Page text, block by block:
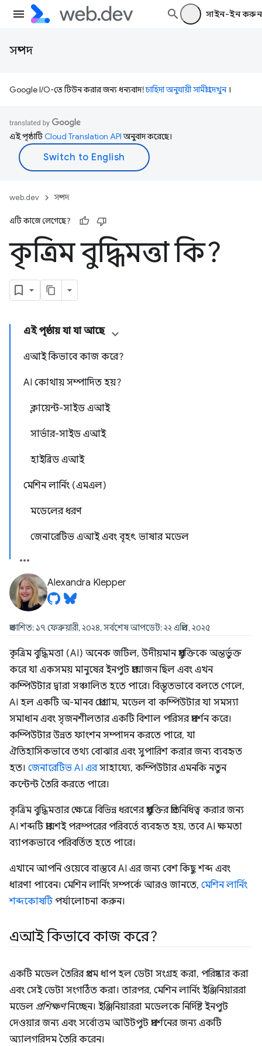
সাইন-ইন করুন
সম্পদ
Google I/O-তে টিউন করার জন্য ধন্যবাদ!চাহিদা অনুযায়ী সামগ্রী দেখুন।
এই পৃষ্ঠাটিCloud Translation APIঅনুবাদ করেছে।
web.dev সম্পদ
এটি কাজে লেগেছে?
কৃত্রিম বুদ্ধিমত্তা কি?
এই পৃষ্ঠায় যা যা আছে
এআই কিভাবে কাজ করে?
AI কোথায় সম্পাদিত হয়?
ক্লায়েন্ট-সাইড এআই
সার্ভার-সাইড এআই
হাইব্রিড এআই
মেশিন লার্নিং (এমএল)
মডেলের ধরণ
জেনারেটিভ এআই এবং বৃহৎ ভাষার মডেল
Alexandra Klepper
প্রকাশিত: ১৭ ফেব্রুয়ারী, ২০২৪, সর্বশেষ আপডেট: ২২ এপ্রিল, ২০২৫
কৃত্রিম বুদ্ধিমত্তা (AI) অনেক জটিল, উদীয়মান প্রযুক্তিকে অন্তর্ভুক্ত
করে যা একসময় মানুষের ইনপুট প্রয়োজন ছিল এবং এখন
কম্পিউটার দ্বারা সঞ্চালিত হতে পারে। বিস্তৃতভাবে বলতে গেলে,
AI হল একটি অ-মানব প্রোগ্রাম, মডেল বা কম্পিউটার যা সমস্যা
সমাধান এবং সৃজনশীলতার একটি বিশাল পরিসর প্রদর্শন করে।
কম্পিউটার উন্নত ফাংশন সম্পাদন করতে পারে, যা
ঐতিহাসিকভাবে তথ্য বোঝার এবং সুপারিশ করার জন্য ব্যবহৃত
হত। জেনারেটিভ AI এরসাহায্যে, কম্পিউটার এমনকি নতুন
কন্টেন্ট তৈরি করতে পারে।
কৃত্রিম বুদ্ধিমত্তার ক্ষেত্রে বিভিন্ন ধরণের প্রযুক্তির প্রতিনিধিত্ব করার জন্য
AI শব্দটি প্রায়শই পরস্পরের পরিবর্তে ব্যবহৃত হয়, তবে AI ক্ষমতা
ব্যাপকভাবে পরিবর্তিত হতে পারে।
এখানে আপনি ওয়েবে বাস্তবে AI এর জন্য বেশ কিছু শব্দ এবং
ধারণা পাবেন। মেশিন লার্নিং সম্পর্কে আরও জানতে, মেশিন লার্নিং
শব্দকোষটিপর্যালোচনা করুন।
এআই কিভাবে কাজ করে?
একটি মডেল তৈরির প্রথম ধাপ হল ডেটা সংগ্রহ করা, পরিষ্কার করা
এবং সেই ডেটা সংগঠিত করা। তারপর, মেশিন লার্নিং ইঞ্জিনিয়াররা
মডেল প্রশিক্ষণনিচ্ছেন। ইঞ্জিনিয়াররা মডেলকে নির্দিষ্ট ইনপুট
দেওয়ার জন্য এবং সর্বোত্তম আউটপুট প্রদর্শনের জন্য একটি
অ্যালগরিদম তৈরি করেন।